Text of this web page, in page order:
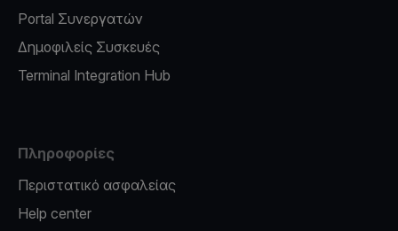
Portal Συνεργατών
Δημοφιλείς Συσκευές
Terminal Integration Hub
Πληροφορίες
Περιστατικό ασφαλείας
Help center